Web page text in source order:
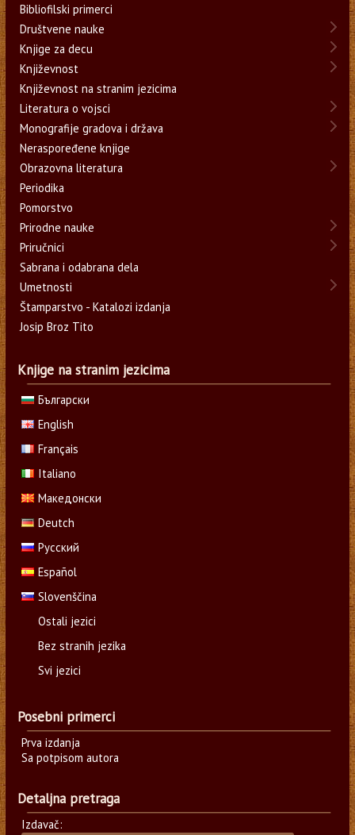
Bibliofilski primerci
Društvene nauke
Knjige za decu
Književnost
Književnost na stranim jezicima
Literatura o vojsci
Monografije gradova i država
Neraspoređene knjige
Obrazovna literatura
Periodika
Pomorstvo
Prirodne nauke
Priručnici
Sabrana i odabrana dela
Umetnosti
Štamparstvo - Katalozi izdanja
Josip Broz Tito
Knjige na stranim jezicima
Български
English
Français
Italiano
Македонски
Deutch
Русский
Español
Slovenščina
Ostali jezici
Bez stranih jezika
Svi jezici
Posebni primerci
Prva izdanja
Sa potpisom autora
Detaljna pretraga
Izdavač: